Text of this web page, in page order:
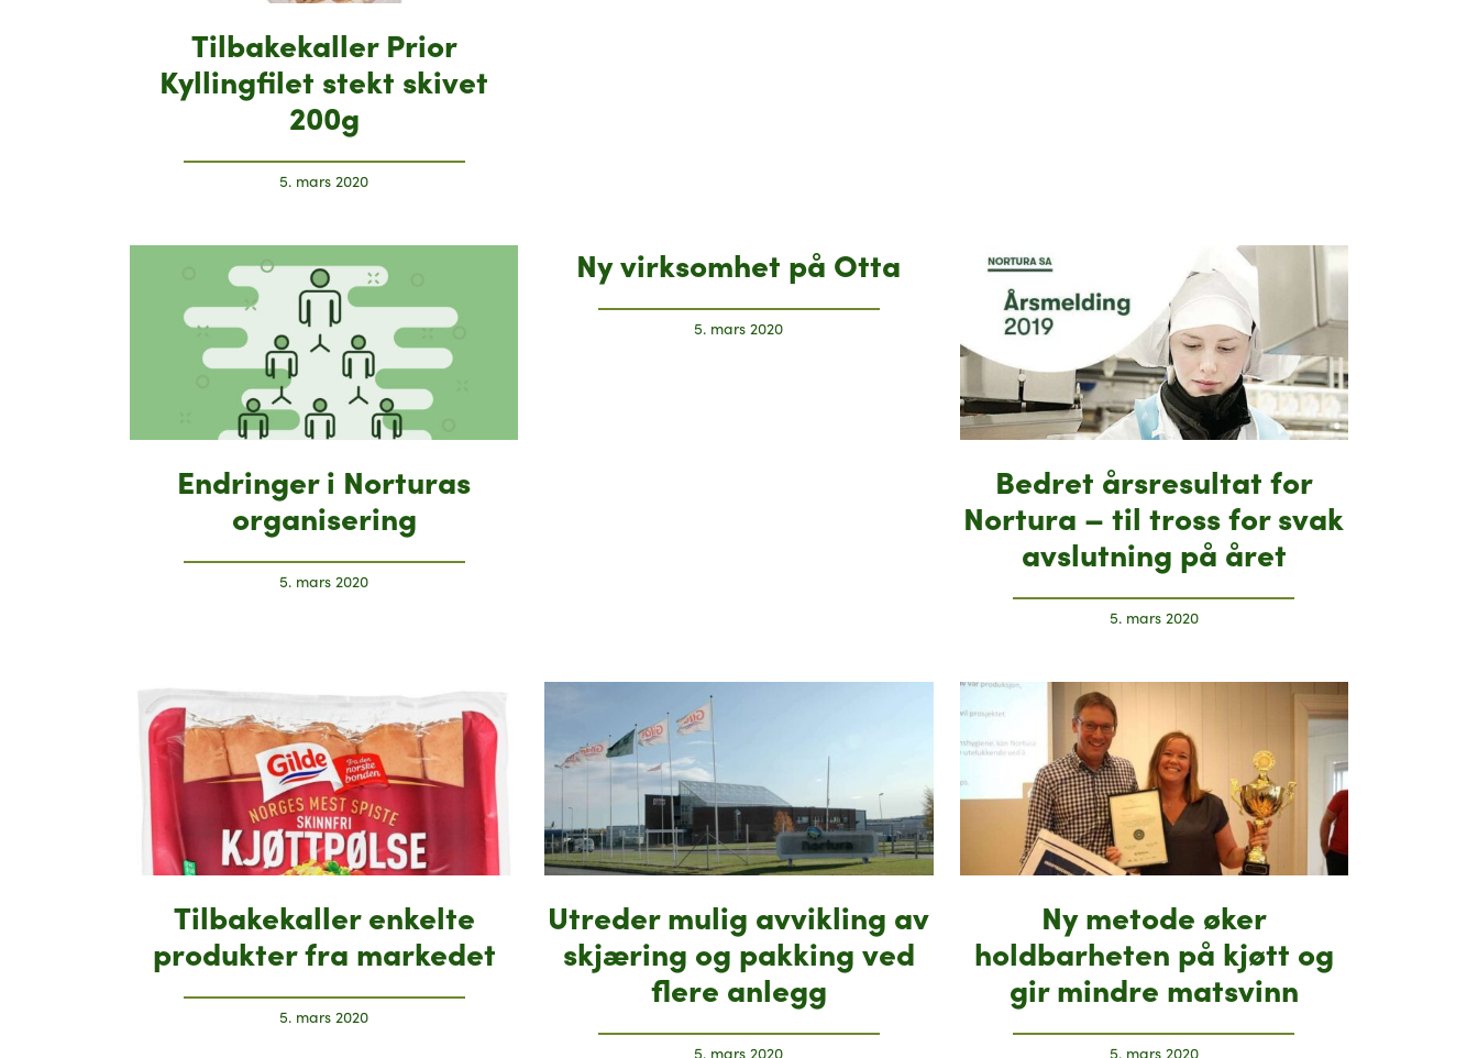
Tilbakekaller Prior
Kyllingfilet stekt skivet
200g
5. mars 2020
Endringer i Norturas
organisering
5. mars 2020
Ny virksomhet på Otta
5. mars 2020
Bedret årsresultat for
Nortura – til tross for svak
avslutning på året
5. mars 2020
Tilbakekaller enkelte
produkter fra markedet
5. mars 2020
Utreder mulig avvikling av
skjæring og pakking ved
flere anlegg
5. mars 2020
Ny metode øker
holdbarheten på kjøtt og
gir mindre matsvinn
5. mars 2020